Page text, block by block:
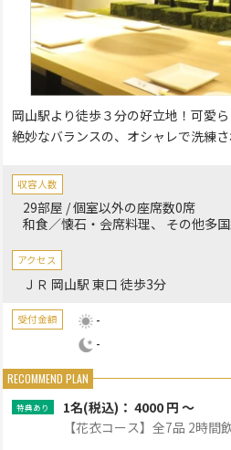
岡山駅より徒歩３分の好立地！可愛
絶妙なバランスの、オシャレで洗練
です。ご家族のお集まりにも利用しや
意。こだわりの梅酒や華やかな創作和
す。
収容人数
29部屋 / 個室以外の座席数0席
和食／懐石・会席料理
その他多
アクセス
ＪＲ 岡山駅 東口 徒歩3分
受付金額
-
-
1名(税込)： 4000 円 ～
【花衣コース】全7品 2時